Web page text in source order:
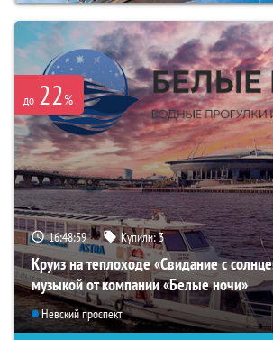
до 22%
16:48:57 Купили:3
Круиз на теплоходе «Свидание с
музыкой от компании «Белые ночи»
Невский проспект